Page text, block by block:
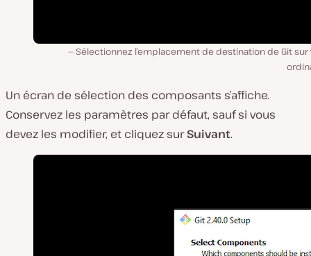
Sélectionnez l’emplacement de destination de Git
Un écran de sélection des composants s’affiche.
Conservez les paramètres par défaut, sauf si vous
devez les modifier, et cliquez surSuivant.